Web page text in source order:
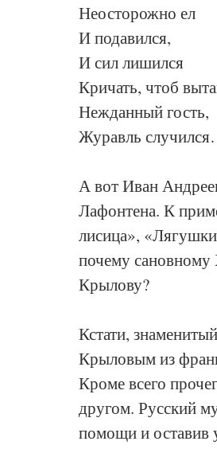
Неосторожно ел
И подавился,
И сил лишился
Кричать, чтоб
Нежданный гость,
Журавль
А вот Иван
Лафонтена. К
лисица»,
почему сановному
Крылову?
Кстати,
Крыловым из
Кроме всего
другом. Русский
помощи и оставив